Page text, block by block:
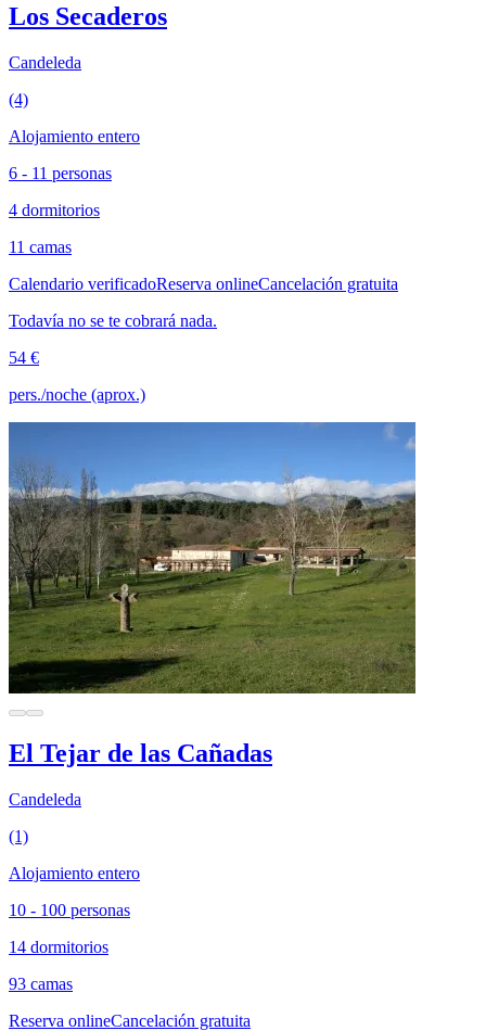
Los Secaderos
Candeleda
(4)
Alojamiento entero
6 - 11 personas
4 dormitorios
11 camas
Calendario verificadoReserva onlineCancelación gratuita
Todavía no se te cobrará nada.
54 €
pers./noche (aprox.)
El Tejar de las Cañadas
Candeleda
(1)
Alojamiento entero
10 - 100 personas
14 dormitorios
93 camas
Reserva onlineCancelación gratuita